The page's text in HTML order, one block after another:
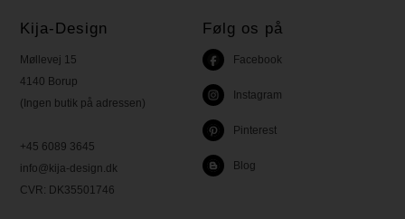
Kija-Design
Møllevej 15
4140 Borup
(Ingen butik på adressen)
+45 6089 3645
info@kija-design.dk
CVR: DK35501746
Følg os på
Facebook
Instagram
Pinterest
Blog